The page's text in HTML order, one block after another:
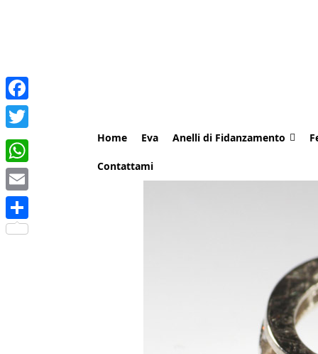
Home Eva Anelli di Fidanzamento
Contattami
Facebook
Twitter
WhatsApp
Email
Share